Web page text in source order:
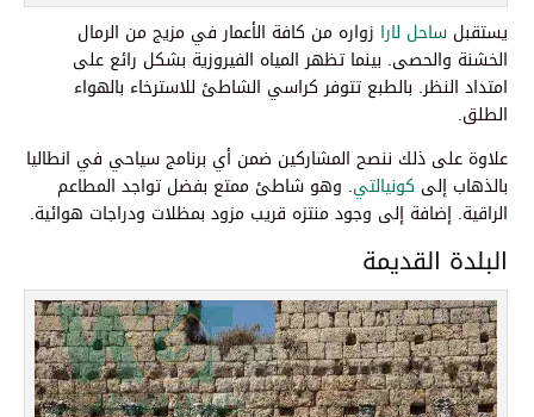
يستقبل ساحل لارا زواره من كافة الأعمار في مزيج من الرمال
الخشنة والحصى. بينما تظهر المياه الفيروزية بشكل رائع على
امتداد النظر. بالطبع تتوفر كراسي الشاطئ للاسترخاء بالهواء
الطلق.
علاوة على ذلك ننصح المشاركين ضمن أي برنامج سياحي في انطاليا
بالذهاب إلى كونيالتي. وهو شاطئ ممتع بفضل تواجد المطاعم
الراقية. إضافة إلى وجود منتزه قريب مزود بمظلات ودراجات هوائية.
البلدة القديمة